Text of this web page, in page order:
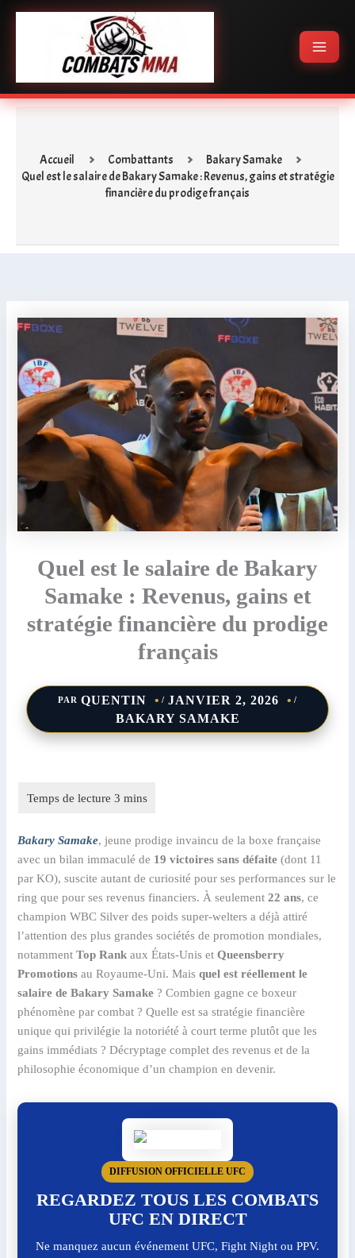
Aller
Menu
Accueil Combattants
Bakary Samake
Quel est le salaire de Bakary Samake : Revenus, gains et stratégie
financière du prodige français
Quel est le salaire de Bakary
Samake : Revenus, gains et
stratégie financière du prodige
français
PAR QUENTIN / JANVIER 2, 2026 /
BAKARY SAMAKE
Bakary Samake, jeune prodige invaincu de la boxe française
avec un bilan immaculé de 19 victoires sans défaite (dont 11
par KO), suscite autant de curiosité pour ses performances sur le
ring que pour ses revenus financiers. À seulement22 ans, ce
champion WBC Silver des poids super-welters a déjà attiré
l’attention des plus grandes sociétés de promotion mondiales,
notammentTop Rank aux États-Unis etQueensberry
Promotions au Royaume-Uni. Maisquel est réellement le
salaire de Bakary Samake ? Combien gagne ce boxeur
phénomène par combat ? Quelle est sa stratégie financière
unique qui privilégie la notoriété à court terme plutôt que les
gains immédiats ? Décryptage complet des revenus et de la
philosophie économique d’un champion en devenir.
DIFFUSION OFFICIELLE UFC
REGARDEZ TOUS LES COMBATS
UFC EN DIRECT
Ne manquez aucun événement UFC, Fight Night ou PPV.